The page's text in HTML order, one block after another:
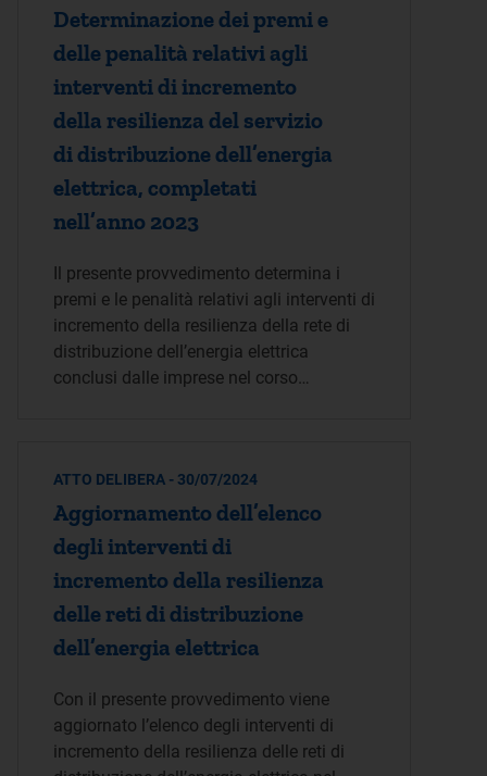
Determinazione dei premi e
delle penalità relativi agli
interventi di incremento
della resilienza del servizio
di distribuzione dell’energia
elettrica, completati
nell’anno 2023
Il presente provvedimento determina i
premi e le penalità relativi agli interventi di
incremento della resilienza della rete di
distribuzione dell’energia elettrica
conclusi dalle imprese nel corso…
ATTO DELIBERA - 30/07/2024
Aggiornamento dell’elenco
degli interventi di
incremento della resilienza
delle reti di distribuzione
dell’energia elettrica
Con il presente provvedimento viene
aggiornato l’elenco degli interventi di
incremento della resilienza delle reti di